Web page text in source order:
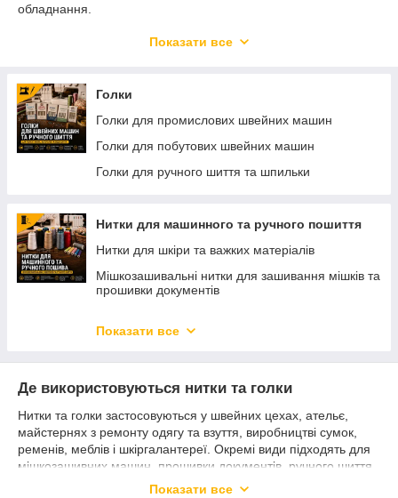
обладнання.
нитки для тканини, трикотажу, натуральної шкіри й технічних
для шкіри.
Також у наявності побутові й промислові голки Groz-Beckert,
Schmetz, ORGAN, системи для оверлоків, плоскошовних і
мішкозашивних машин, набори та ручні голки.
Показати все
Голки
Голки для промислових швейних машин
Голки для побутових швейних машин
Голки для ручного шиття та шпильки
Нитки для машинного та ручного пошиття
Нитки для шкіри та важких матеріалів
Мішкозашивальні нитки для зашивання мішків та
прошивки документів
Нитки для оверлоків
Показати все
Де використовуються нитки та голки
Нитки та голки застосовуються у швейних цехах, ательє,
майстернях з ремонту одягу та взуття, виробництві сумок,
ременів, меблів і шкіргалантереї. Окремі види підходять для
мішкозашивних машин, прошивки документів, ручного шиття
шкіри та роботи з технічними тканинами.
Показати все